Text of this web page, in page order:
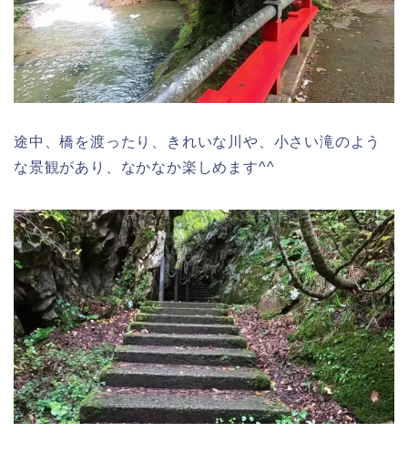
途中、橋を渡ったり、きれいな川や、小さい滝のよう
な景観があり、なかなか楽しめます^^